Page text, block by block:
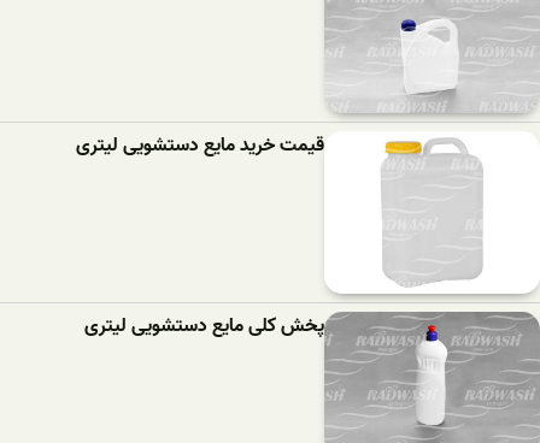
قیمت خرید مایع دستشویی لیتری
پخش کلی مایع دستشویی لیتری